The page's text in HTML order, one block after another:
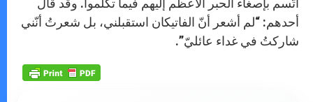
اتّسم بإصغاء الحبر الأعظم إليهم فيما تكلّموا. وقد قال
أحدهم: “لم أشعر أنّ الفاتيكان استقبلني، بل شعرتُ أنّني
شاركتُ في غداء عائليّ”.